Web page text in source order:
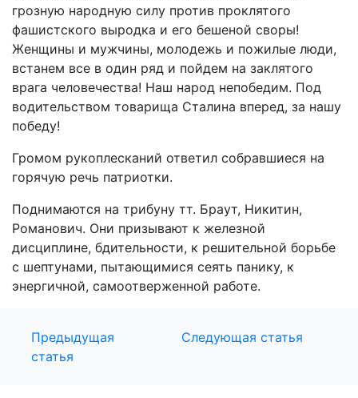
грозную народную силу против проклятого
фашистского выродка и его бешеной своры!
Женщины и мужчины, молодежь и пожилые люди,
встанем все в один ряд и пойдем на заклятого
врага человечества! Наш народ непобедим. Под
водительством товарища Сталина вперед, за нашу
победу!
Громом рукоплесканий ответил собравшиеся на
горячую речь патриотки.
Поднимаются на трибуну тт. Браут, Никитин,
Романович. Они призывают к железной
дисциплине, бдительности, к решительной борьбе
с шептунами, пытающимися сеять панику, к
энергичной, самоотверженной работе.
Предыдущая
статья
Следующая статья